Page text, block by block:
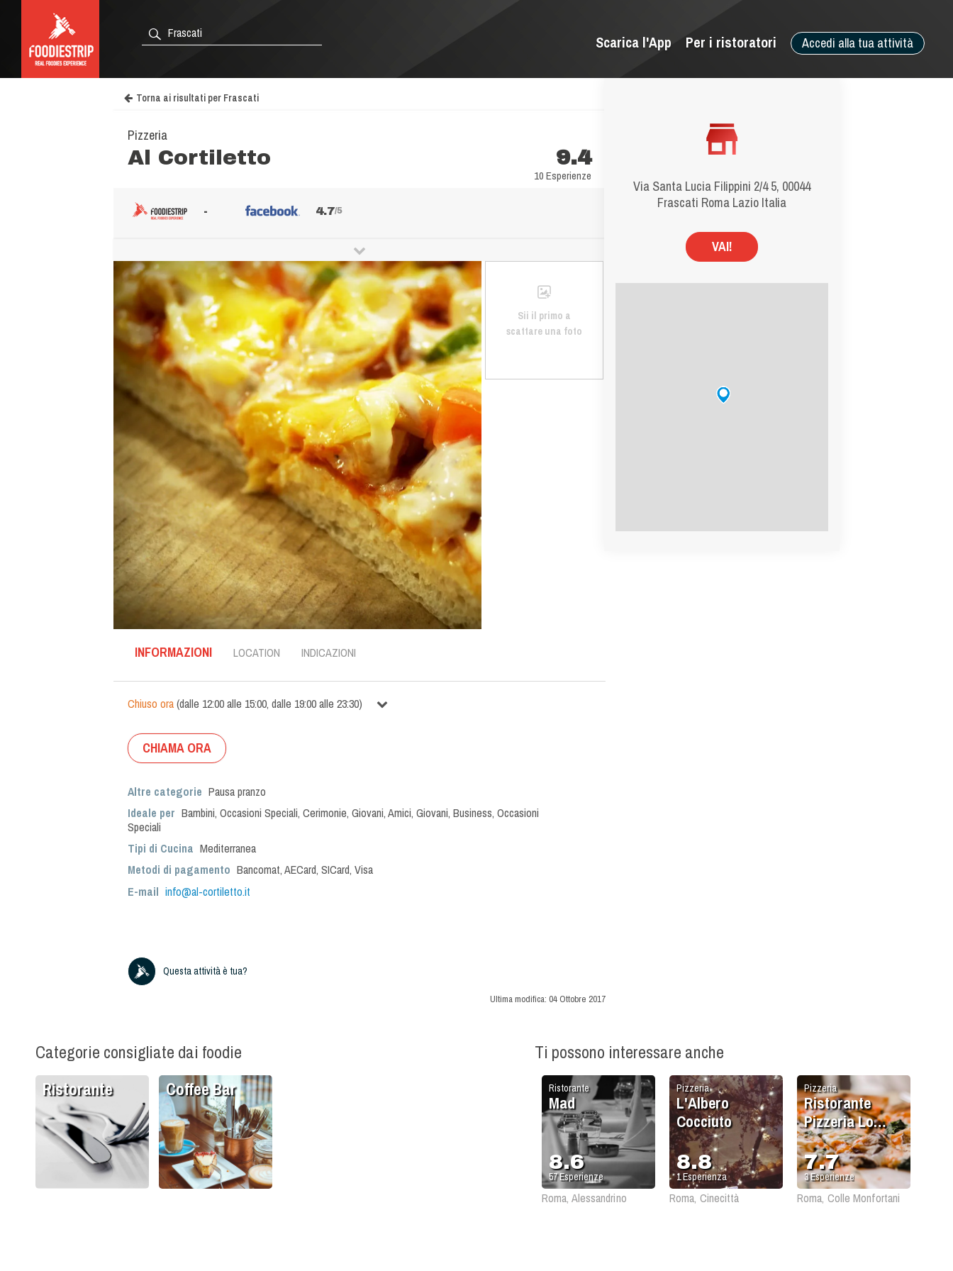
Accedi alla tua attività
Per i ristoratori
Scarica l'App
Via Santa Lucia Filippini 2/4 5, 00044
Frascati Roma Lazio Italia
VAI!
Torna ai risultati per Frascati
Pizzeria
Al Cortiletto 9.4
10 Esperienze
- 4.7/5
Sii il primo a
scattare una foto
INFORMAZIONI LOCATION INDICAZIONI
Chiuso ora(dalle 12:00alle 15:00, dalle 19:00alle 23:30)
CHIAMA ORA
Altre categorie Pausa pranzo
Ideale per Bambini, Occasioni Speciali, Cerimonie, Giovani,Amici, Giovani, Business, Occasioni
Speciali
Tipi di Cucina Mediterranea
Metodi di pagamento Bancomat, AECard, SICard, Visa
E-mail info@al-cortiletto.it
Questa attività è tua?
Ultima modifica: 04 Ottobre 2017
Categorie consigliate dai foodie
Ristorante Coffee Bar
Ti possono interessare anche
Pizzeria
Ristorante
Pizzeria Lo
Scrigno Al
Colle
Prenestino
7.7
3Esperienze
Roma, Colle Monfortani
Pizzeria
L'Albero
Cocciuto
8.8
1Esperienza
Roma, Cinecittà
Ristorante
Mad
8.6
57Esperienze
Roma, Alessandrino